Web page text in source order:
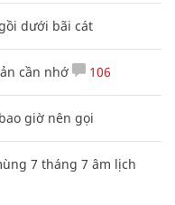
dưới bãi cát
cần nhớ 106
giờ nên gọi
7 tháng 7 âm lịch